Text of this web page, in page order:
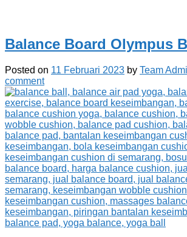
Balance Board Olympus
Posted on 11 Februari 2023 by Team
comment